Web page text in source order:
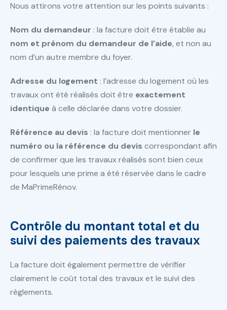
Nous attirons votre attention sur les points suivants :
Nom du demandeur : la facture doit être établie au
nom et prénom du demandeur de l’aide, et non au
nom d’un autre membre du foyer.
Adresse du logement : l’adresse du logement où les
travaux ont été réalisés doit être exactement
identique à celle déclarée dans votre dossier.
Référence au devis : la facture doit mentionner le
numéro ou la référence du devis correspondant afin
de confirmer que les travaux réalisés sont bien ceux
pour lesquels une prime a été réservée dans le cadre
de MaPrimeRénov.
Contrôle du montant total et du
suivi des paiements des travaux
La facture doit également permettre de vérifier
clairement le coût total des travaux et le suivi des
règlements.